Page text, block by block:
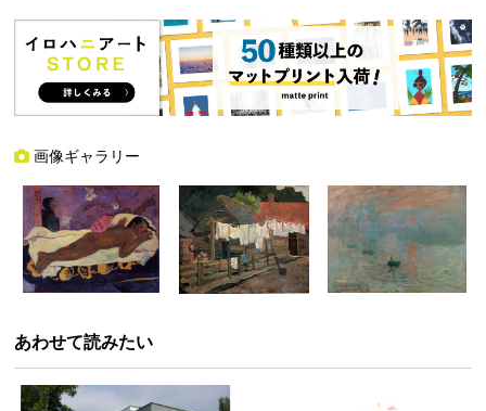
画像ギャラリー
あわせて読みたい